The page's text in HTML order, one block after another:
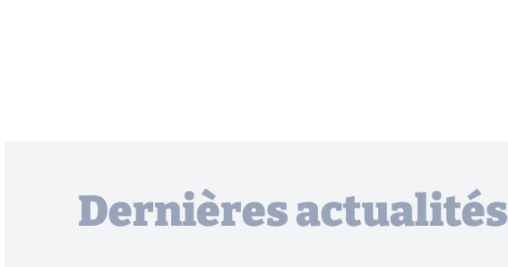
Dernières actualités